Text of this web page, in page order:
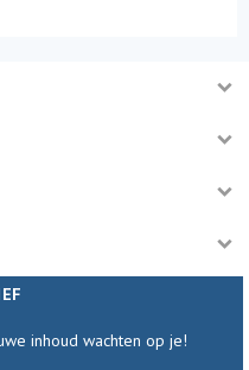
inhoud wachten op je!